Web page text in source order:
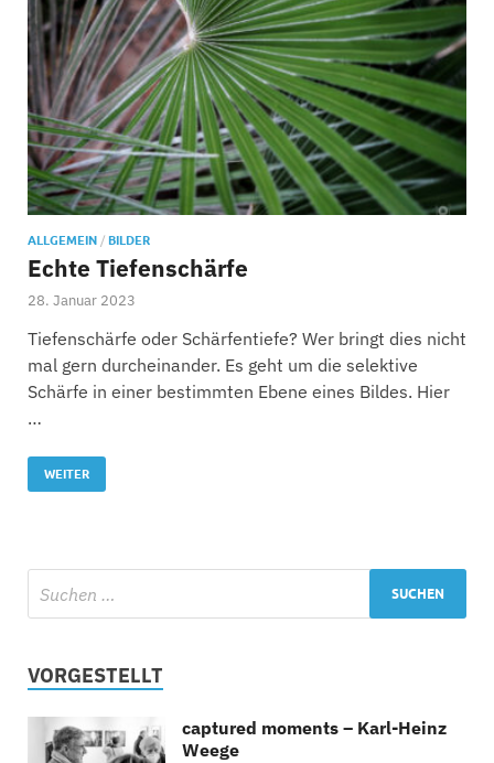
ALLGEMEIN / BILDER
Echte Tiefenschärfe
28. Januar 2023
Tiefenschärfe oder Schärfentiefe? Wer bringt dies nicht
mal gern durcheinander. Es geht um die selektive
Schärfe in einer bestimmten Ebene eines Bildes. Hier
…
WEITER
VORGESTELLT
captured moments – Karl-Heinz
Weege